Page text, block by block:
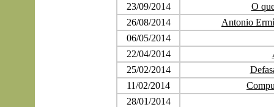
23/09/2014
O
26/08/2014
Antonio
06/05/2014
22/04/2014
25/02/2014
11/02/2014
28/01/2014